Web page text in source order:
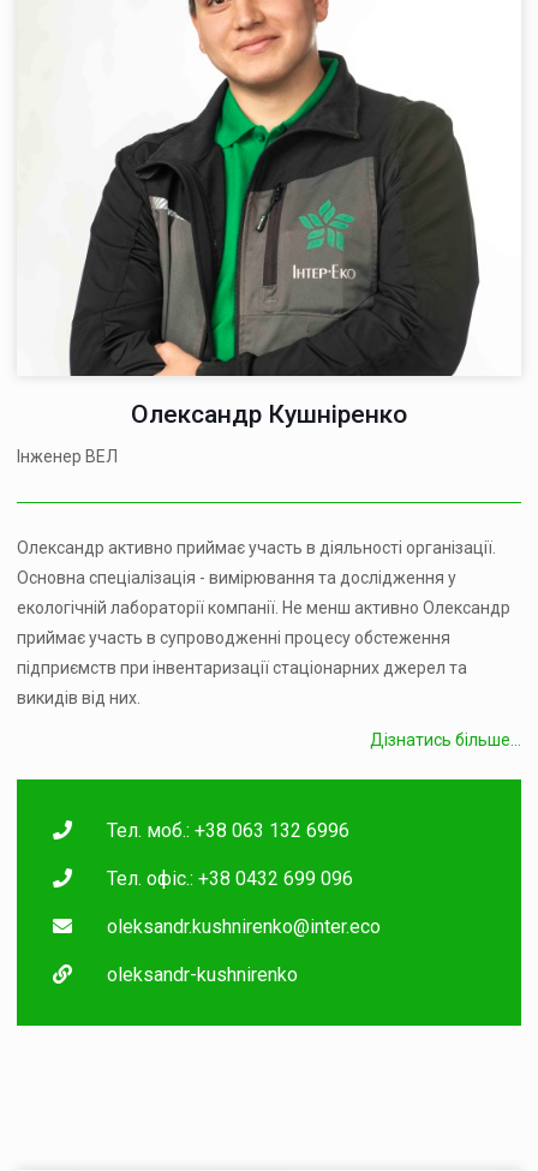
Олександр Кушніренко
Інженер ВЕЛ
Олександр активно приймає участь в діяльності організації.
Основна спеціалізація - вимірювання та дослідження у
екологічній лабораторії компанії. Не менш активно Олександр
приймає участь в супроводженні процесу обстеження
підприємств при інвентаризації стаціонарних джерел та
викидів від них.
Дізнатись більше...
Тел. моб.: +38 063 132 6996
Тел. офіс.: +38 0432 699 096
oleksandr.kushnirenko@inter.eco
oleksandr-kushnirenko